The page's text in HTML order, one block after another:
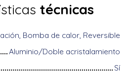
técnicas
Bomba de calor, Reversible
Aluminio/Doble acristalamiento
Sí